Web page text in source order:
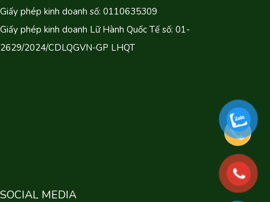
Giấy phép kinh doanh số: 0110635309
Giấy phép kinh doanh Lữ Hành Quốc Tế số: 01-
2629/2024/CDLQGVN-GP LHQT
SOCIAL MEDIA